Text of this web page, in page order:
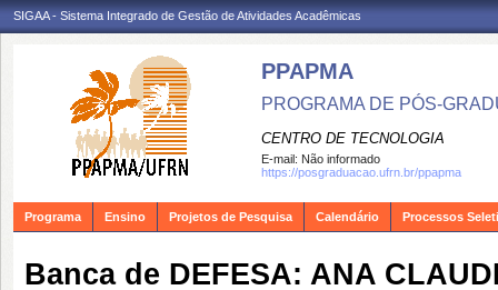
SIGAA - Sistema Integrado de Gestão de Atividades Acadêmicas
PPAPMA
PROGRAMA DE PÓS-
CENTRO DE TECNOLOGIA
E-mail: Não informado
https://posgraduacao.ufrn.br/ppapma
Programa Ensino Projetos de Pesquisa Calendário Processos
Banca de DEFESA: ANA